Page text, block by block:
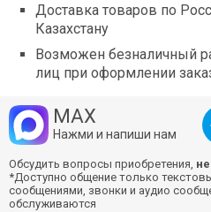
Доставка товаров по
Казахстану
Возможен безналичный
лиц при оформлении
MAX
Нажми и напиши нам
Обсудить вопросы приобретения,
*Доступно общение только
сообщениями, звонки и аудио
обслуживаются